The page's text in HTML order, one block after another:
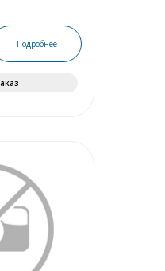
Подробнее